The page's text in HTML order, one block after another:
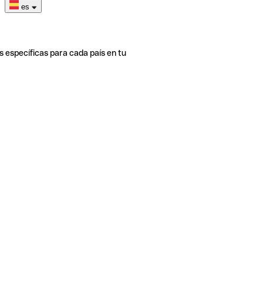
es
específicas para cada país en tu